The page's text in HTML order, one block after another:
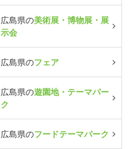
広島県の美術展・博物展・展
示会
広島県のフェア
広島県の遊園地・テーマパー
ク
広島県のフードテーマパーク